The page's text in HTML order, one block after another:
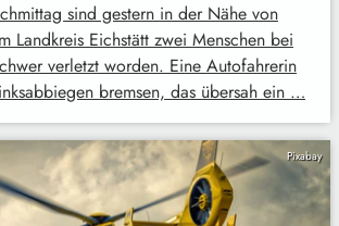
sind gestern in der Nähe von
Landkreis Eichstätt zwei Menschen bei
verletzt worden. Eine Autofahrerin
bremsen, das übersah ein …
Pixabay